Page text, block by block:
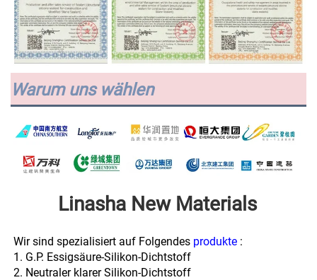
Warum uns wählen
Linasha New Materials
Wir sind spezialisiert auf Folgendes produkte :
1. G.P. Essigsäure-Silikon-Dichtstoff
2. Neutraler klarer Silikon-Dichtstoff